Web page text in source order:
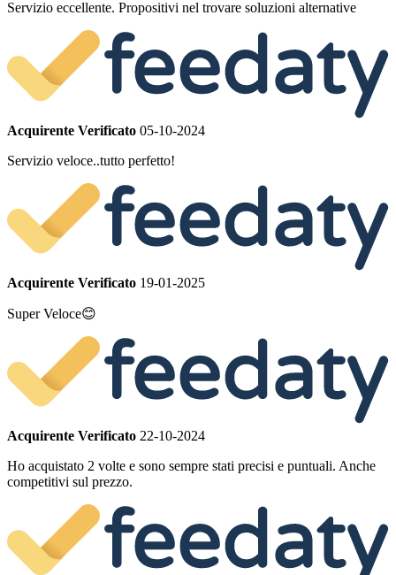
Servizio eccellente. Propositivi nel trovare soluzioni alternative
Acquirente Verificato 05-10-2024
Servizio veloce..tutto perfetto!
Acquirente Verificato 19-01-2025
Super Veloce😊
Acquirente Verificato 22-10-2024
Ho acquistato 2 volte e sono sempre stati precisi e puntuali. Anche
competitivi sul prezzo.